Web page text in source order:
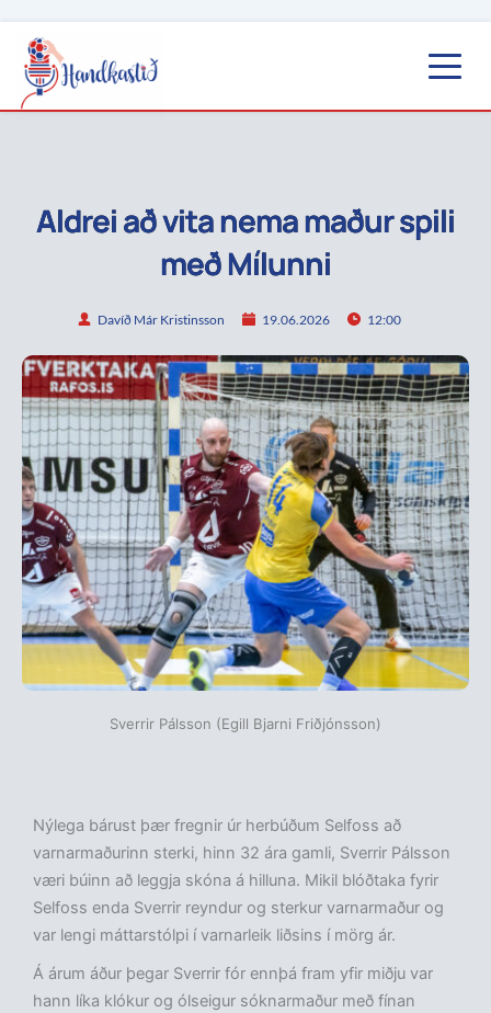
Aldrei að vita nema maður spili
með Mílunni
Davíð Már Kristinsson 19.06.2026 12:00
Sverrir Pálsson (Egill Bjarni Friðjónsson)
Nýlega bárust þær fregnir úr herbúðum Selfoss að
varnarmaðurinn sterki, hinn 32 ára gamli, Sverrir Pálsson
væri búinn að leggja skóna á hilluna. Mikil blóðtaka fyrir
Selfoss enda Sverrir reyndur og sterkur varnarmaður og
var lengi máttarstólpi í varnarleik liðsins í mörg ár.
Á árum áður þegar Sverrir fór ennþá fram yfir miðju var
hann líka klókur og ólseigur sóknarmaður með fínan